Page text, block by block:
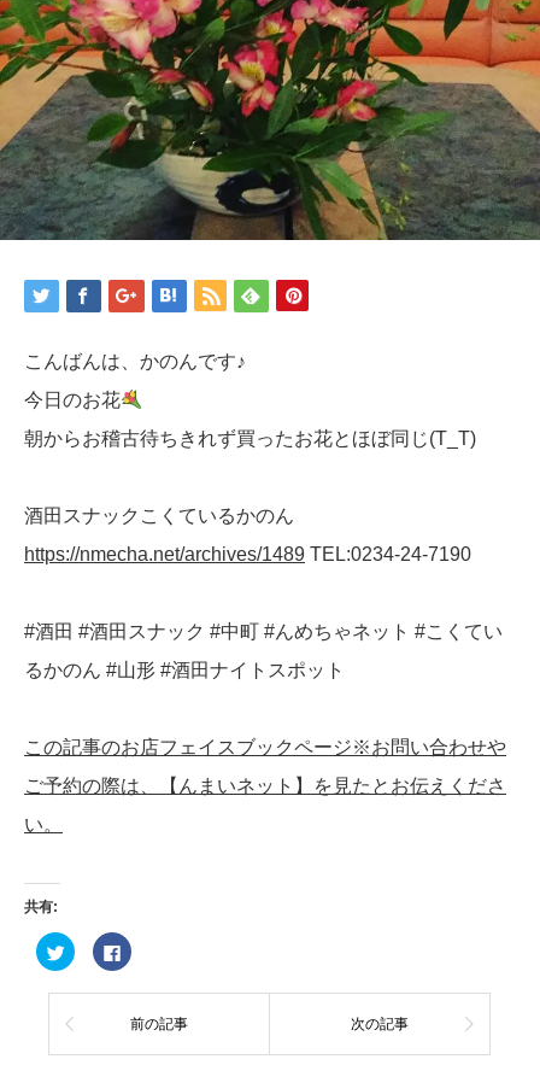
こんばんは、かのんです♪
今日のお花
朝からお稽古待ちきれず買ったお花とほぼ同じ(T_T)
酒田スナックこくているかのん
https://nmecha.net/archives/1489 TEL:0234-24-7190
#酒田 #酒田スナック #中町 #んめちゃネット #こくてい
るかのん #山形 #酒田ナイトスポット
この記事のお店フェイスブックページ※お問い合わせや
ご予約の際は、【んまいネット】を見たとお伝えくださ
い。
共有:
ク
リ
ク
て
Twitter
Facebook
で
有
る
に
前の記事 次の記事